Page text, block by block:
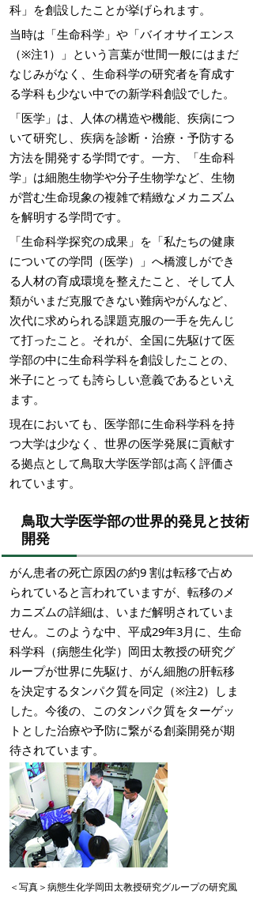
科」を創設したことが挙げられます。
当時は「生命科学」や「バイオサイエンス
（※注1）」という言葉が世間一般にはまだ
なじみがなく、生命科学の研究者を育成す
る学科も少ない中での新学科創設でした。
「医学」は、人体の構造や機能、疾病につ
いて研究し、疾病を診断・治療・予防する
方法を開発する学問です。一方、「生命科
学」は細胞生物学や分子生物学など、生物
が営む生命現象の複雑で精緻なメカニズム
を解明する学問です。
「生命科学探究の成果」を「私たちの健康
についての学問（医学）」へ橋渡しができ
る人材の育成環境を整えたこと、そして人
類がいまだ克服できない難病やがんなど、
次代に求められる課題克服の一手を先んじ
て打ったこと。それが、全国に先駆けて医
学部の中に生命科学科を創設したことの、
米子にとっても誇らしい意義であるといえ
ます。
現在においても、医学部に生命科学科を持
つ大学は少なく、世界の医学発展に貢献す
る拠点として鳥取大学医学部は高く評価さ
れています。
鳥取大学医学部の世界的発見と技術
開発
がん患者の死亡原因の約9 割は転移で占め
られていると言われていますが、転移のメ
カニズムの詳細は、いまだ解明されていま
せん。このような中、平成29年3月に、生命
科学科（病態生化学）岡田太教授の研究グ
ループが世界に先駆け、がん細胞の肝転移
を決定するタンパク質を同定（※注2）しま
した。今後の、このタンパク質をターゲッ
トとした治療や予防に繋がる創薬開発が期
待されています。
＜写真＞病態生化学岡田太教授研究グループの研究風